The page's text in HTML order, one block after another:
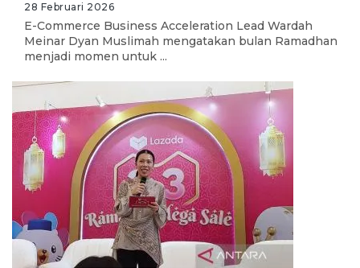
28 Februari 2026
E-Commerce Business Acceleration Lead Wardah
Meinar Dyan Muslimah mengatakan bulan Ramadhan
menjadi momen untuk ...